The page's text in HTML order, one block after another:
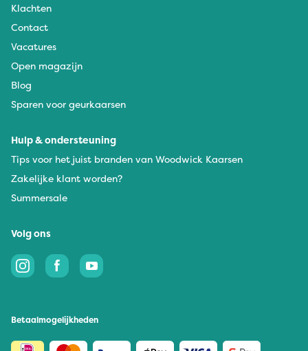
Klachten
Contact
Vacatures
Open magazijn
Blog
Sparen voor geurkaarsen
Hulp & ondersteuning
Tips voor het juist branden van Woodwick Kaarsen
Zakelijke klant worden?
Summersale
Volg ons
Betaalmogelijkheden